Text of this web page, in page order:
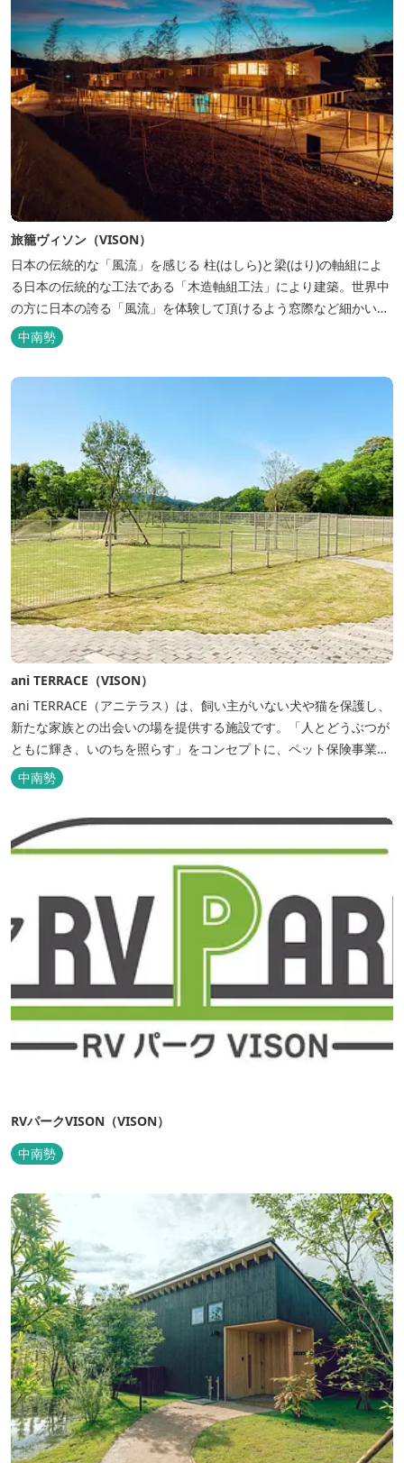
旅籠ヴィソン（VISON）
日本の伝統的な「風流」を感じる 柱(はしら)と梁(はり)の軸組によ
る日本の伝統的な工法である「木造軸組工法」により建築。世界中
の方に日本の誇る「風流」を体験して頂けるよう窓際など細かいデ
ィテールにこだわりました。4棟から成る旅籠棟では各棟1階に入居
するテナントプロデュースにより洗練された世界観を各客室でお楽
中南勢
ani TERRACE（VISON）
ani TERRACE（アニテラス）は、飼い主がいない犬や猫を保護し、
新たな家族との出会いの場を提供する施設です。「人とどうぶつが
ともに輝き、いのちを照らす」をコンセプトに、ペット保険事業を
行うアニコムグループが運営します。また、本施設では、飼い主様
と一緒にVISONへ訪れたペットを一時的にお預かりするペットホテ
中南勢
RVパークVISON（VISON）
中南勢